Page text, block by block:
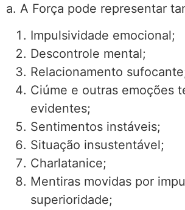
a. A Força pode representar
Impulsividade emocional;
Descontrole mental;
Relacionamento
Ciúme e outras emoções
evidentes;
Sentimentos instáveis;
Situação insustentável;
Charlatanice;
Mentiras movidas por
superioridade;